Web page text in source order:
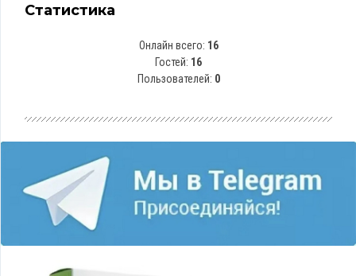
Статистика
Онлайн всего: 16
Гостей: 16
Пользователей: 0